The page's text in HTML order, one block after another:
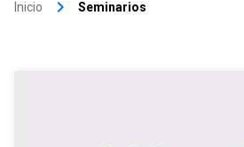
Inicio keyboard_arrow_right Seminarios